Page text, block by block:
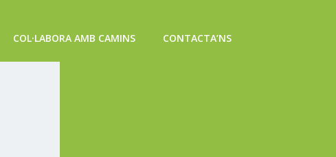
COL·LABORA AMB CAMINS CONTACTA’NS